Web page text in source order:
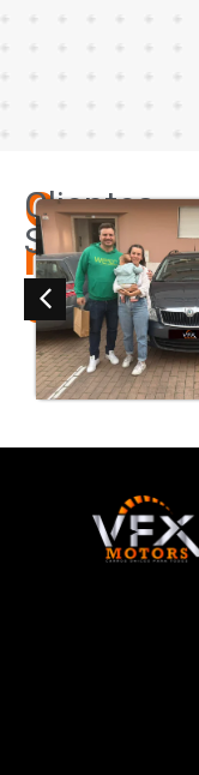
Os
nossos
clientes
Clientes
Satisfeitos